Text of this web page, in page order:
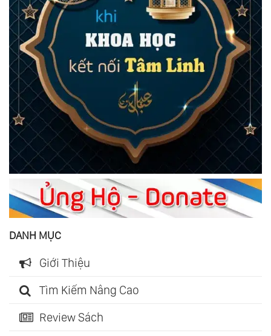
DANH MỤC
Giới Thiệu
Tìm Kiếm Nâng Cao
Review Sách